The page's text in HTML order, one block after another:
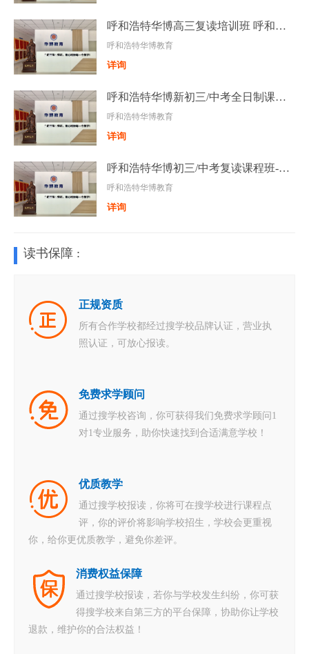
呼和浩特华博高三复读培训班 呼和浩特高考复读辅导班
呼和浩特华博教育
详询
呼和浩特华博新初三/中考全日制课程-全托带住宿集训班
呼和浩特华博教育
详询
呼和浩特华博初三/中考复读课程班-初三全托班
呼和浩特华博教育
详询
读书保障 :
正规资质
所有合作学校都经过搜学校品牌认证，营业执
照认证，可放心报读。
免费求学顾问
通过搜学校咨询，你可获得我们免费求学顾问1
对1专业服务，助你快速找到合适满意学校！
优质教学
通过搜学校报读，你将可在搜学校进行课程点
评，你的评价将影响学校招生，学校会更重视
你，给你更优质教学，避免你差评。
消费权益保障
通过搜学校报读，若你与学校发生纠纷，你可获
得搜学校来自第三方的平台保障，协助你让学校
退款，维护你的合法权益！